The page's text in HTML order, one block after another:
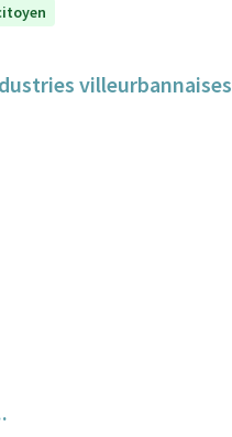
villeurbannaises